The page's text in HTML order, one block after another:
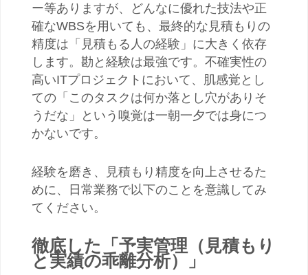
ー等ありますが、どんなに優れた技法や正
確なWBSを用いても、最終的な見積もりの
精度は「見積もる人の経験」に大きく依存
します。勘と経験は最強です。不確実性の
高いITプロジェクトにおいて、肌感覚とし
ての「このタスクは何か落とし穴がありそ
うだな」という嗅覚は一朝一夕では身につ
かないです。
経験を磨き、見積もり精度を向上させるた
めに、日常業務で以下のことを意識してみ
てください。
徹底した「予実管理（見積もり
と実績の乖離分析）」